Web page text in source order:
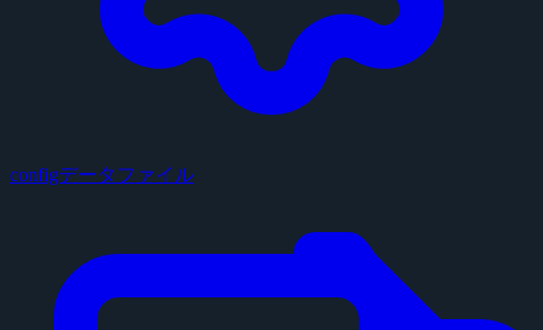
configデータファイル